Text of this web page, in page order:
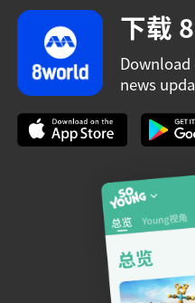
下载
news